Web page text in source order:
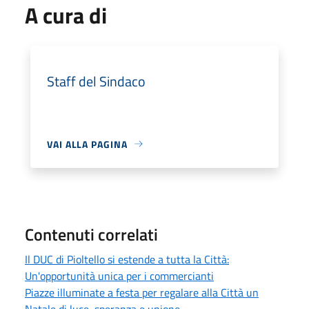
A cura di
Staff del Sindaco
VAI ALLA PAGINA
Contenuti correlati
Il DUC di Pioltello si estende a tutta la Città:
Un'opportunità unica per i commercianti
Piazze illuminate a festa per regalare alla Città un